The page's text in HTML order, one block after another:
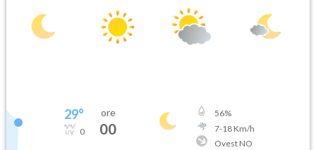
29°
0
ore
00
56%
7-18Km/h
Ovest NO